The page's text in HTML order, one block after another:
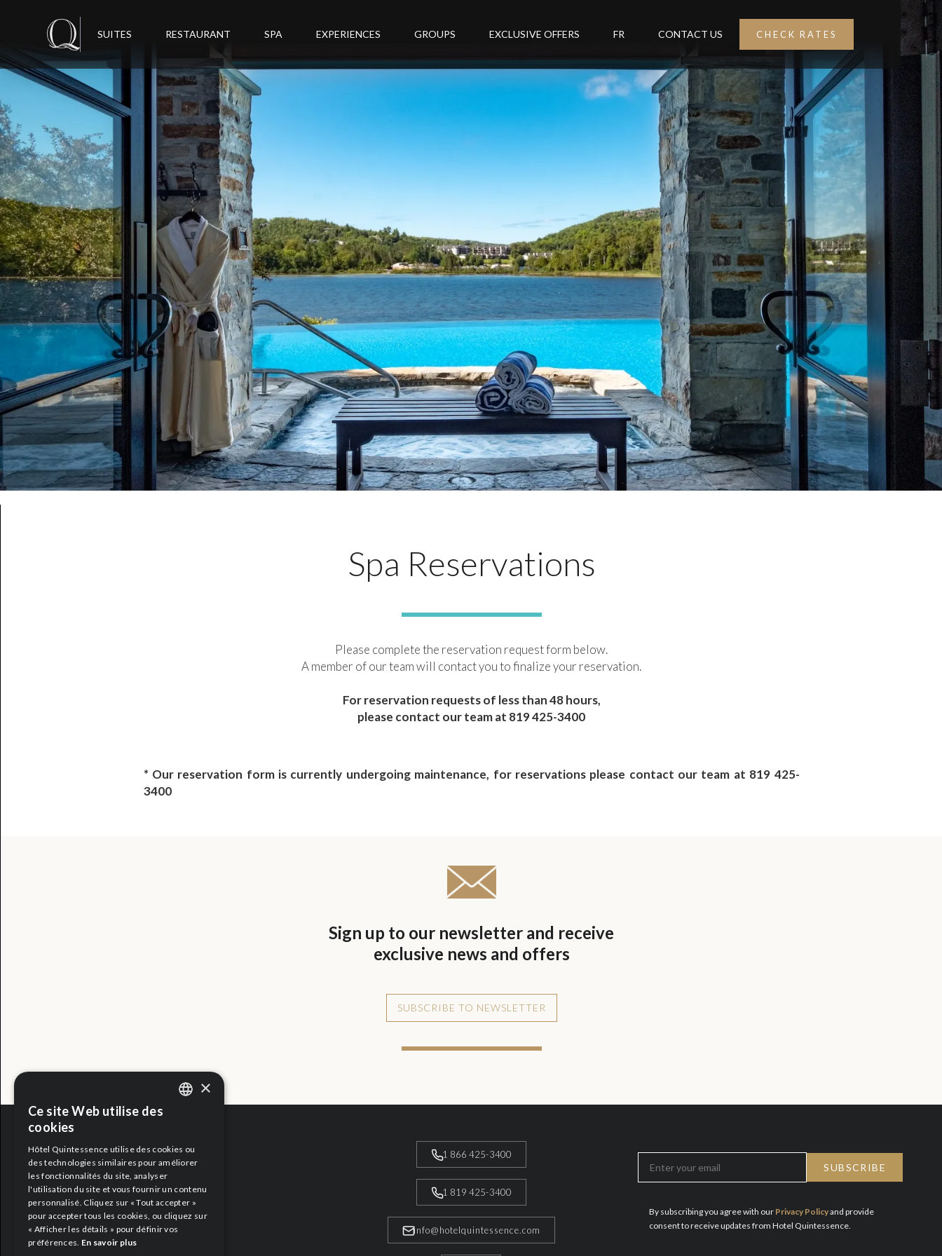
SUITES RESTAURANT SPA EXPERIENCES GROUPS EXCLUSIVE OFFERS FR CONTACT US CHECK RATES
Spa Reservations
Please complete the reservation request form below.
A member of our team will contact you to finalize your reservation.
For reservation requests of less than 48 hours,
please contact our team at 819 425-3400
* Our reservation form is currently undergoing maintenance, for reservations please contact our team at 819 425-
3400
Sign up to our newsletter and receive
exclusive news and offers
SUBSCRIBE TO NEWSLETTER
1 866 425-3400
1 819 425-3400
info@hotelquintessence.com
By subscribing you agree with our Privacy Policyand provide
consent to receive updates from Hotel Quintessence.
×
Ce site Web utilise des
cookies
Hôtel Quintessence utilise des cookies ou
des technologies similaires pour améliorer
les fonctionnalités du site, analyser
l'utilisation du site et vous fournir un contenu
personnalisé. Cliquez sur « Tout accepter »
pour accepter tous les cookies, ou cliquez sur
« Afficher les détails » pour définir vos
préférences. En savoir plus